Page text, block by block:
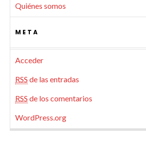
Quiénes somos
META
Acceder
RSS de las entradas
RSS de los comentarios
WordPress.org